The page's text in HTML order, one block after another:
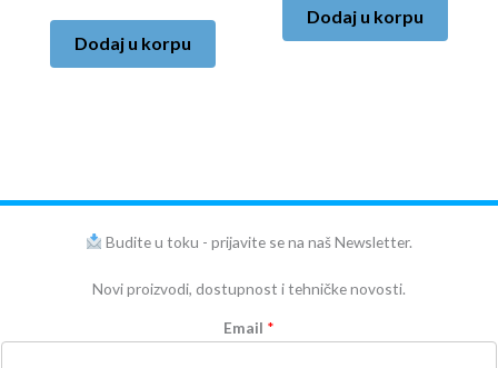
Dodaj u korpu
Dodaj u korpu
Budite u toku - prijavite se na naš Newsletter.
Novi proizvodi, dostupnost i tehničke novosti.
Email *